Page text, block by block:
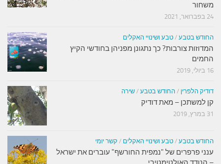
משחור
24 בפברואר, 2021
החודש בטבע / טבע ושינויי האקלים
המדוזות צורבות? כך נתגונן מפניהן בחודשי הקיץ
החמים
16 ביולי, 2019
דודיק הלפרין / החודש בטבע / שירה
קן למשתכן – מאת דודיק
31 במרץ, 2019
החודש בטבע / טבע ושינויי האקלים / קשר יומי
ענני פרפרים של "נמפית החורשף" עוברים את ישראל